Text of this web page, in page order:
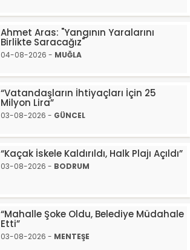
Ahmet Aras: "Yangının Yaralarını
Birlikte Saracağız"
04-08-2026 - MUĞLA
“Vatandaşların İhtiyaçları İçin 25
Milyon Lira”
03-08-2026 - GÜNCEL
“Kaçak İskele Kaldırıldı, Halk Plajı Açıldı”
03-08-2026 - BODRUM
“Mahalle Şoke Oldu, Belediye Müdahale
Etti”
03-08-2026 - MENTEŞE